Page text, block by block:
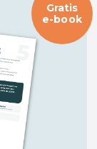
Gratis
e-book